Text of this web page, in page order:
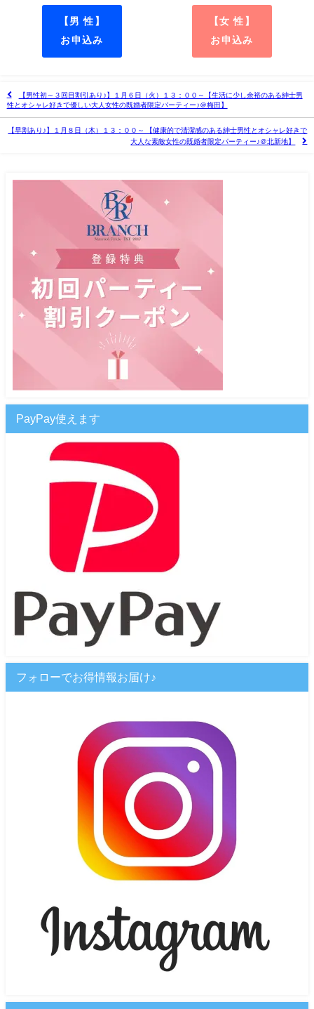
【男 性】
お申込み
【女 性】
お申込み
【男性初～３回目割引あり♪】１月６日（火）１３：００～【生活に少し余裕のある紳士男
性とオシャレ好きで優しい大人女性の既婚者限定パーティー♪＠梅田】
【早割あり♪】１月８日（木）１３：００～ 【健康的で清潔感のある紳士男性とオシャレ好きで
大人な素敵女性の既婚者限定パーティー♪＠北新地】
PayPay使えます
フォローでお得情報お届け♪